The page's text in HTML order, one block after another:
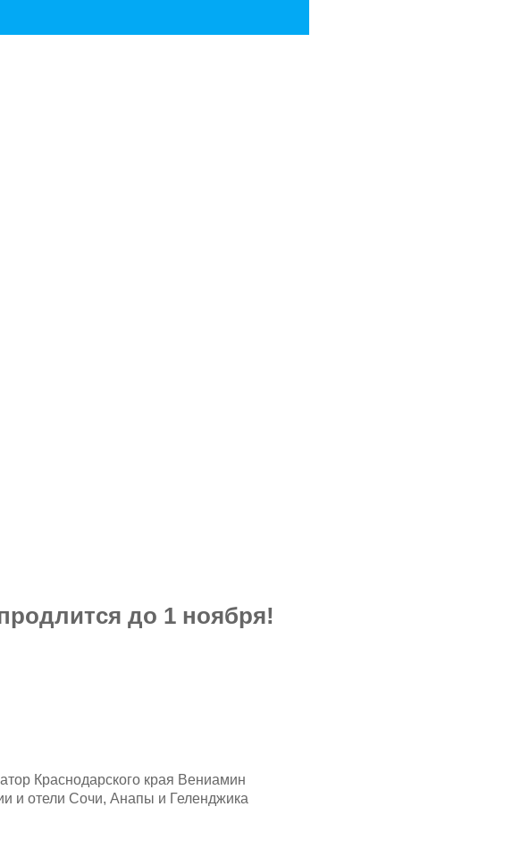
до 1 ноября!
Краснодарского края Вениамин
и отели Сочи, Анапы и Геленджика